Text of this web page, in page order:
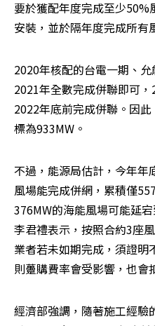
要於獲配年度完成至少
安裝，並於隔年度完成所有
2020年核配的台電一期、
2021年全數完成併聯即可
2022年底前完成併聯。因
標為933MW。
不過，能源局估計，今年年
風場能完成併網，累積僅
376MW的海能風場可能延
李君禮表示，按照合約3座
業者若未如期完成，須證明
則躉購費率會受影響，也會
經濟部強調，隨著施工經驗